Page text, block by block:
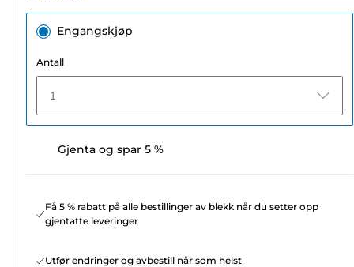
Engangskjøp
Antall
1
Gjenta og spar 5 %
Få 5 % rabatt på alle bestillinger av blekk når du setter opp
gjentatte leveringer
Utfør endringer og avbestill når som helst